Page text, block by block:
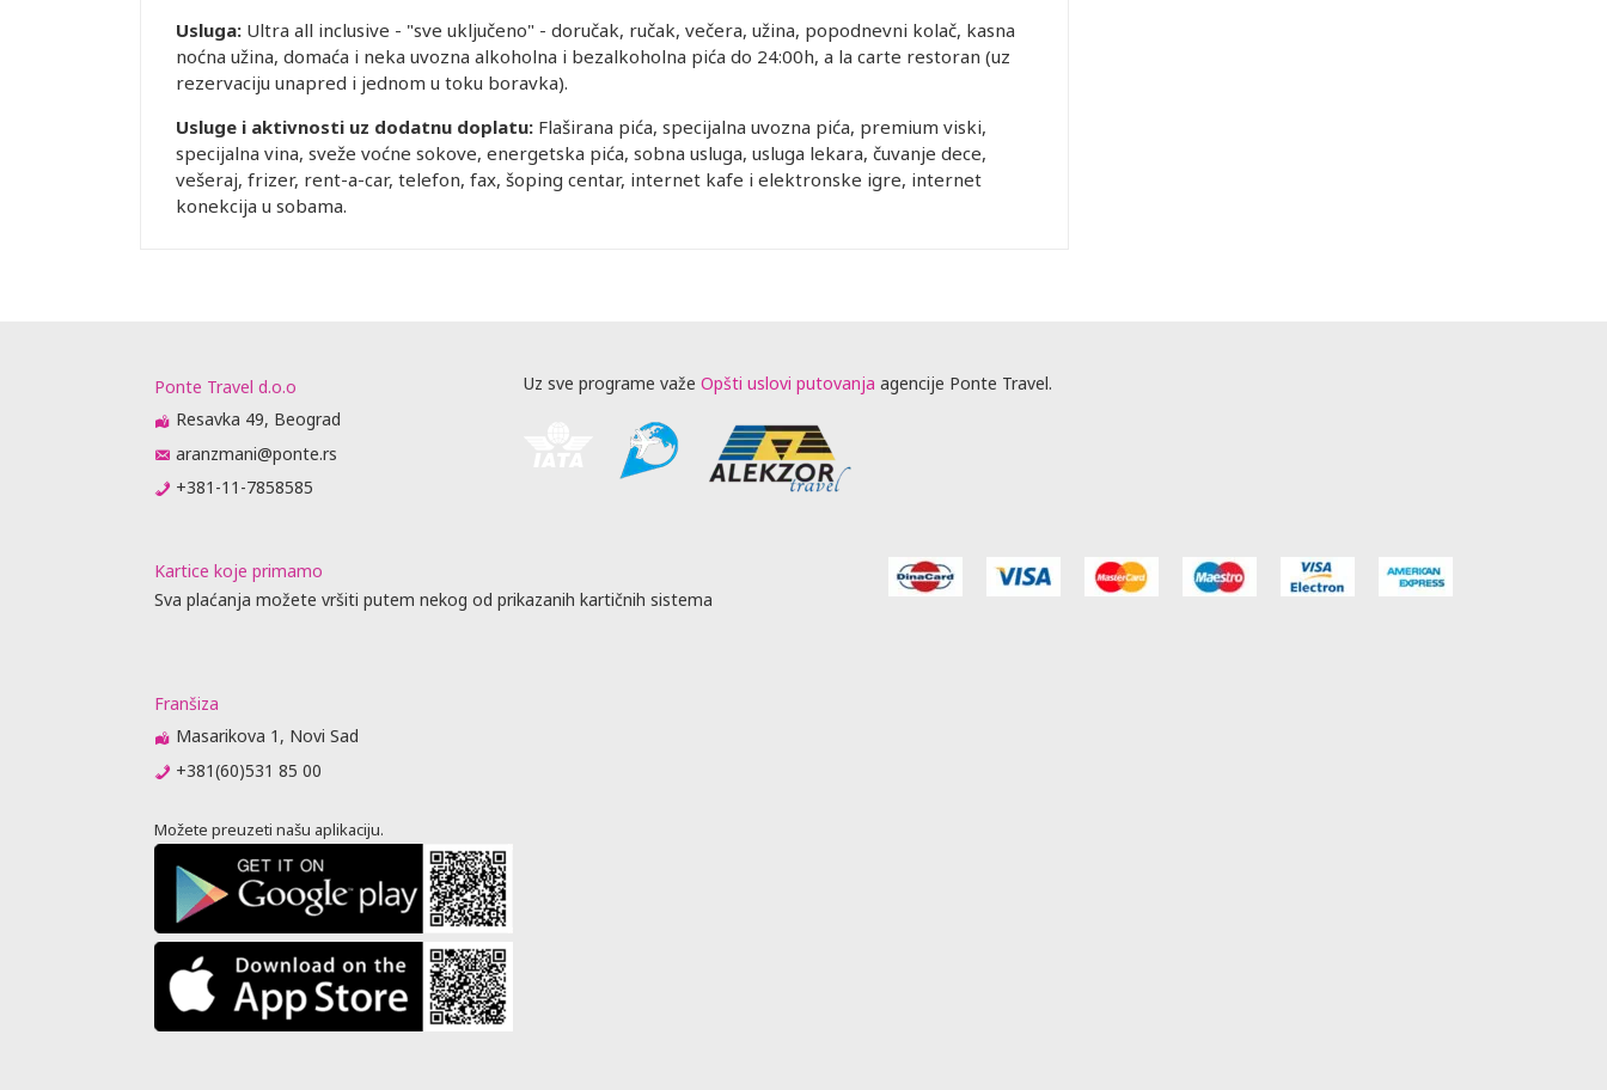
Usluga: Ultra all inclusive - "sve uključeno" - doručak, ručak, večera, užina, popodnevni kolač, kasna
noćna užina, domaća i neka uvozna alkoholna i bezalkoholna pića do 24:00h, a la carte restoran (uz
rezervaciju unapred i jednom u toku boravka).
Usluge i aktivnosti uz dodatnu doplatu: Flaširana pića, specijalna uvozna pića, premium viski,
specijalna vina, sveže voćne sokove, energetska pića, sobna usluga, usluga lekara, čuvanje dece,
vešeraj, frizer, rent-a-car, telefon, fax, šoping centar, internet kafe i elektronske igre, internet
konekcija u sobama.
Ponte Travel d.o.o
Resavka 49, Beograd
aranzmani@ponte.rs
+381-11-7858585
Uz sve programe važe Opšti uslovi putovanja agencije Ponte Travel.
Kartice koje primamo
Sva plaćanja možete vršiti putem nekog od prikazanih kartičnih sistema
Franšiza
Masarikova 1, Novi Sad
+381(60)531 85 00
Možete preuzeti našu aplikaciju.